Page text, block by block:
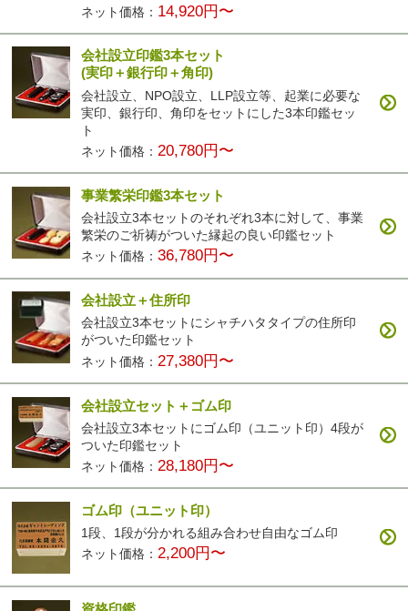
ネット価格： 14,920円〜
会社設立印鑑3本セット
(実印＋銀行印＋角印)
会社設立、NPO設立、LLP設立等、起業に必要な
実印、銀行印、角印をセットにした3本印鑑セッ
ト
ネット価格： 20,780円〜
事業繁栄印鑑3本セット
会社設立3本セットのそれぞれ3本に対して、事業
繁栄のご祈祷がついた縁起の良い印鑑セット
ネット価格：36,780円〜
会社設立＋住所印
会社設立3本セットにシャチハタタイプの住所印
がついた印鑑セット
ネット価格： 27,380円〜
会社設立セット＋ゴム印
会社設立3本セットにゴム印（ユニット印）4段が
ついた印鑑セット
ネット価格： 28,180円〜
ゴム印（ユニット印）
1段、1段が分かれる組み合わせ自由なゴム印
ネット価格：2,200円〜